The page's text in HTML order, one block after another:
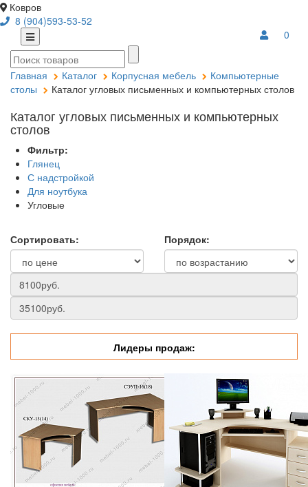
Ковров
8 (904)593-53-52
0
Главная Каталог Корпусная мебель
Компьютерные
столы
Каталог угловых письменных и компьютерных столов
Каталог угловых письменных и компьютерных
столов
Фильтр:
Глянец
С надстройкой
Для ноутбука
Угловые
Сортировать: Порядок:
Лидеры продаж: